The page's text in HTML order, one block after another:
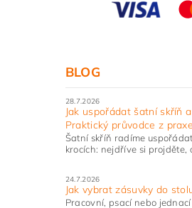
BLOG
28.7.2026
Jak uspořádat šatní skříň
Praktický průvodce z praxe
Šatní skříň radíme
krocích: nejdříve si projděte,
24.7.2026
Jak vybrat zásuvky do
Pracovní, psací nebo